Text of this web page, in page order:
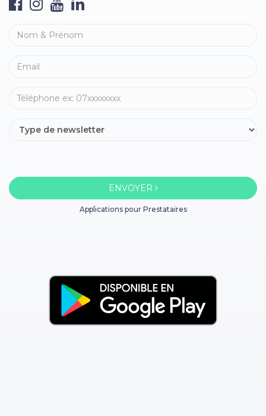
ENVOYER
Applications pour Prestataires